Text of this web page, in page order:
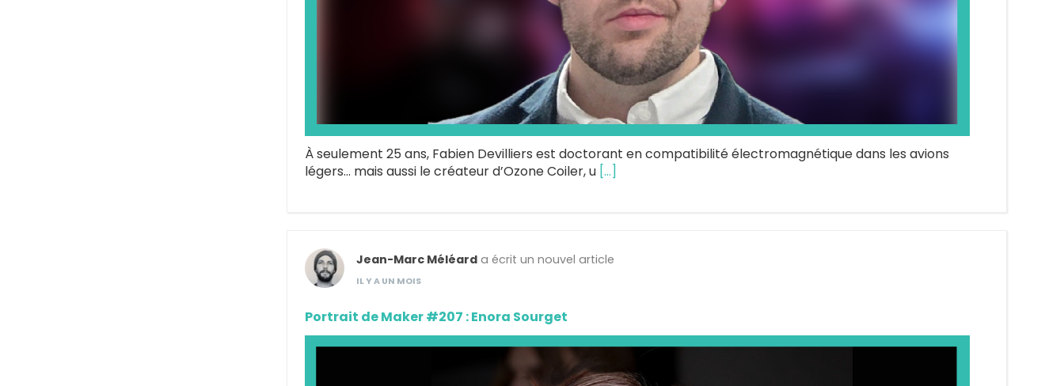
À seulement 25 ans, Fabien Devilliers est doctorant en compatibilité électromagnétique dans les avions
légers… mais aussi le créateur d’Ozone Coiler, u […]
Jean-Marc Méléard a écrit un nouvel article
IL Y A UN MOIS
Portrait de Maker #207 : Enora Sourget